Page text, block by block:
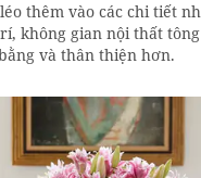
thêm vào các chi tiết
không gian nội thất
và thân thiện hơn.